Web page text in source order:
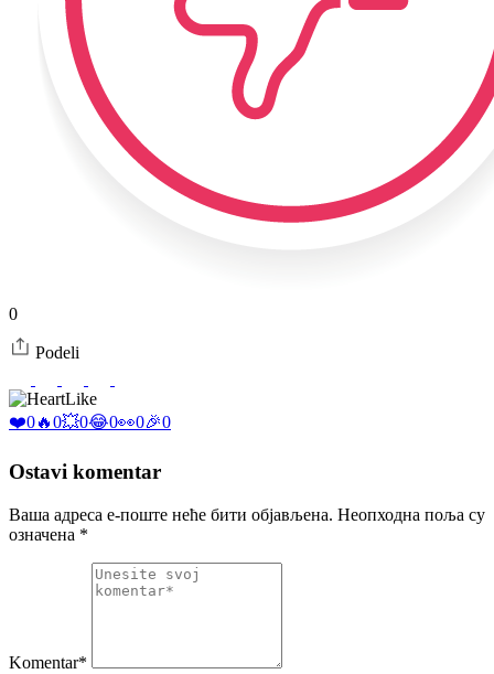
0
Podeli
Like
❤️0🔥0💥0😂0👀0🎉0
Ostavi komentar
Ваша адреса е-поште неће бити објављена. Неопходна поља су
означена *
Komentar*